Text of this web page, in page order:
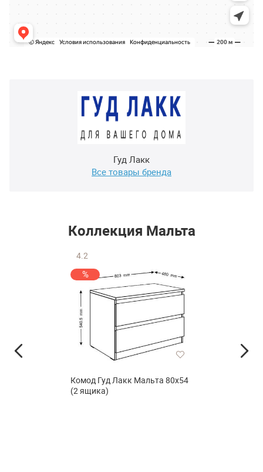
Гуд Лакк
Все товары бренда
Коллекция Мальта
4.2
%
Комод Гуд Лакк Мальта 80х54
(2 ящика)